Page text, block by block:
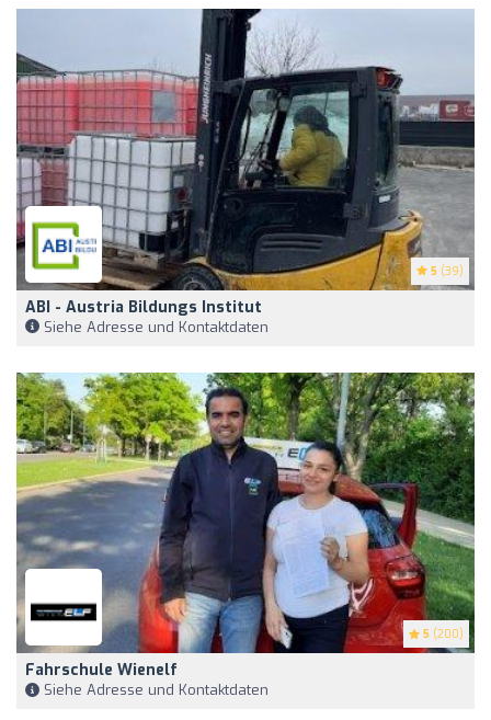
5 (39)
ABI - Austria Bildungs Institut
Siehe Adresse und Kontaktdaten
5 (200)
Fahrschule Wienelf
Siehe Adresse und Kontaktdaten